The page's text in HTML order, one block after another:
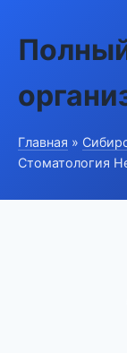
Главная »
Стоматология